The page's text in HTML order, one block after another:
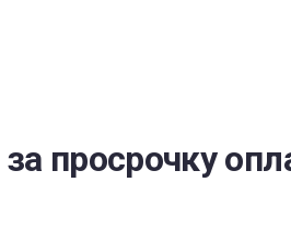
просрочку